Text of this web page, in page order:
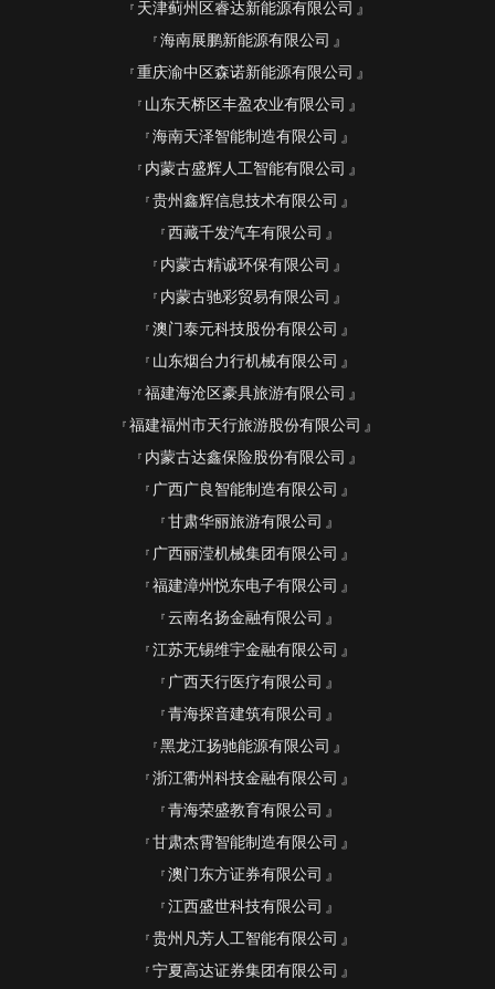
天津蓟州区睿达新能源有限公司
海南展鹏新能源有限公司
重庆渝中区森诺新能源有限公司
山东天桥区丰盈农业有限公司
海南天泽智能制造有限公司
内蒙古盛辉人工智能有限公司
贵州鑫辉信息技术有限公司
西藏千发汽车有限公司
内蒙古精诚环保有限公司
内蒙古驰彩贸易有限公司
澳门泰元科技股份有限公司
山东烟台力行机械有限公司
福建海沧区豪具旅游有限公司
福建福州市天行旅游股份有限公司
内蒙古达鑫保险股份有限公司
广西广良智能制造有限公司
甘肃华丽旅游有限公司
广西丽滢机械集团有限公司
福建漳州悦东电子有限公司
云南名扬金融有限公司
江苏无锡维宇金融有限公司
广西天行医疗有限公司
青海探音建筑有限公司
黑龙江扬驰能源有限公司
浙江衢州科技金融有限公司
青海荣盛教育有限公司
甘肃杰霄智能制造有限公司
澳门东方证券有限公司
江西盛世科技有限公司
贵州凡芳人工智能有限公司
宁夏高达证券集团有限公司